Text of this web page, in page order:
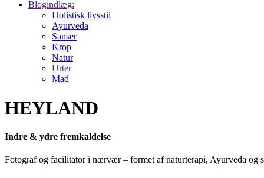
Blogindlæg:
Holistisk livsstil
Ayurveda
Sanser
Krop
Natur
Urter
Mad
HEYLAND
Indre & ydre fremkaldelse
Fotograf og facilitator i nærvær – formet af naturterapi, Ayurveda og